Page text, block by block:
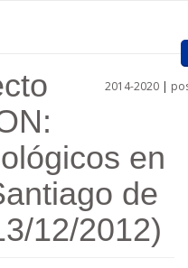
2014-2020 |
en
de
12/2012)